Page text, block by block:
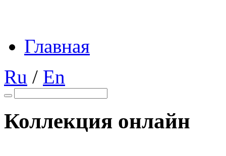
Главная
Ru / En
Коллекция онлайн